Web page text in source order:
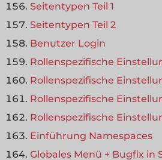
Seitentypen Teil 1
Seitentypen Teil 2
Benutzer Login
Rollenspezifische
Rollenspezifische
Rollenspezifische
Rollenspezifische
Einführung Namespaces
Globales Menü + Bugfix in